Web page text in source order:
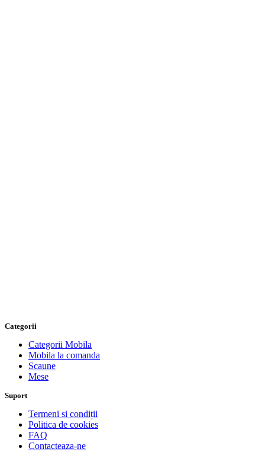
Categorii
Categorii Mobila
Mobila la comanda
Scaune
Mese
Suport
Termeni si condiții
Politica de cookies
FAQ
Contacteaza-ne